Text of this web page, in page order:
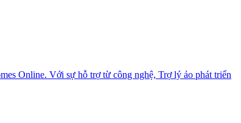
Online. Với sự hỗ trợ từ công nghệ, Trợ lý ảo phát triển